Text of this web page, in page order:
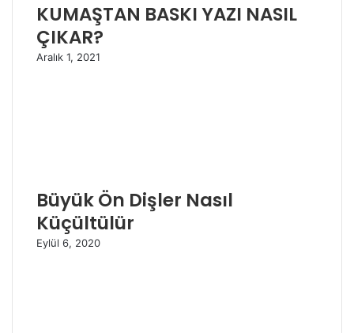
KUMAŞTAN BASKI YAZI NASIL
ÇIKAR?
Aralık 1, 2021
Büyük Ön Dişler Nasıl
Küçültülür
Eylül 6, 2020